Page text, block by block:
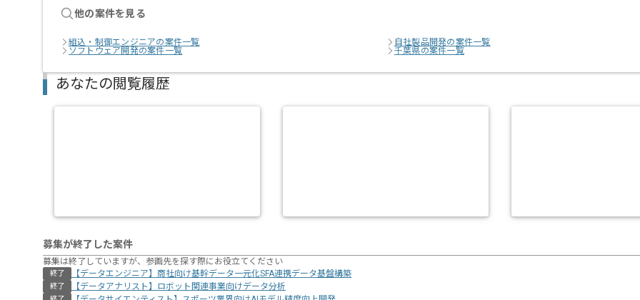
他の案件を見る
組込・制御エンジニアの案件一覧
自社製品開発の案件一覧
ソフトウェア開発の案件一覧
千葉県の案件一覧
あなたの閲覧履歴
募集が終了した案件
募集は終了していますが、参画先を探す際にお役立てください
終了 【データエンジニア】商社向け基幹データ一元化SFA連携データ基盤構築
終了 【データアナリスト】ロボット関連事業向けデータ分析